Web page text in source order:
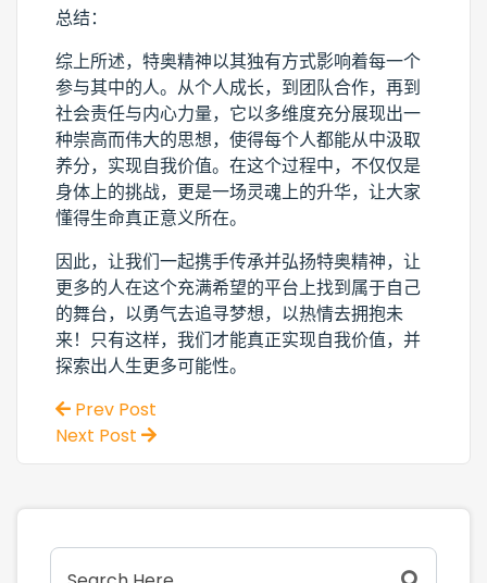
总结：
综上所述，特奥精神以其独有方式影响着每一个
参与其中的人。从个人成长，到团队合作，再到
社会责任与内心力量，它以多维度充分展现出一
种崇高而伟大的思想，使得每个人都能从中汲取
养分，实现自我价值。在这个过程中，不仅仅是
身体上的挑战，更是一场灵魂上的升华，让大家
懂得生命真正意义所在。
因此，让我们一起携手传承并弘扬特奥精神，让
更多的人在这个充满希望的平台上找到属于自己
的舞台，以勇气去追寻梦想，以热情去拥抱未
来！只有这样，我们才能真正实现自我价值，并
探索出人生更多可能性。
Prev Post
Next Post